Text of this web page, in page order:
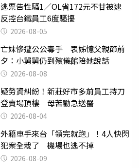
逃票告性騷1／OL省172元不甘被逮
反控台鐵員工6度騷擾
2026-08-05
亡妹慘遭公公毒手 表姊憶父親節前
夕：小舅舅仍到殯儀館陪她說話
2026-08-08
疑勞資糾紛！新莊好市多前員工持刀
登賣場頂樓 母苦勸急送醫
2026-08-04
外籍車手來台「領完就跑」！4人快閃
犯案全栽了 機場也逃不掉
2026-08-09